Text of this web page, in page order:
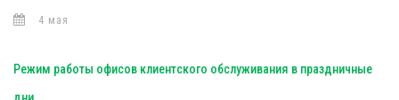
4 мая
Режим работы офисов клиентского обслуживания в праздничные